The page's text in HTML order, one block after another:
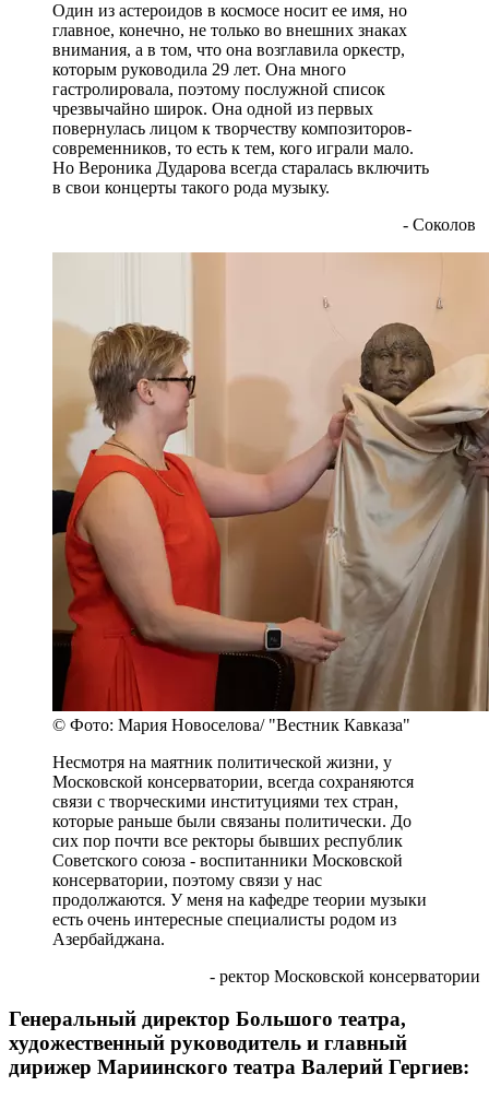
Один из астероидов в космосе носит ее имя, но
главное, конечно, не только во внешних знаках
внимания, а в том, что она возглавила оркестр,
которым руководила 29 лет. Она много
гастролировала, поэтому послужной список
чрезвычайно широк. Она одной из первых
повернулась лицом к творчеству композиторов-
современников, то есть к тем, кого играли мало.
Но Вероника Дударова всегда старалась включить
в свои концерты такого рода музыку.
- Соколов
© Фото: Мария Новоселова/ "Вестник Кавказа"
Несмотря на маятник политической жизни, у
Московской консерватории, всегда сохраняются
связи с творческими институциями тех стран,
которые раньше были связаны политически. До
сих пор почти все ректоры бывших республик
Советского союза - воспитанники Московской
консерватории, поэтому связи у нас
продолжаются. У меня на кафедре теории музыки
есть очень интересные специалисты родом из
Азербайджана.
- ректор Московской консерватории
Генеральный директор Большого театра,
художественный руководитель и главный
дирижер Мариинского театра Валерий Гергиев: